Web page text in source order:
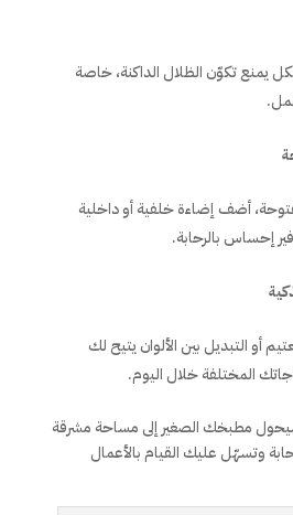
يمنع تكوّن الظلال الداكنة، خاصة
أضف إضاءة خلفية أو داخلية
إحساس بالرحابة.
أو التبديل بين الألوان يتيح لك
المختلفة خلال اليوم.
سيحول مطبخك الصغير إلى مساحة مشرقة
وتسهّل عليك القيام بالأعمال